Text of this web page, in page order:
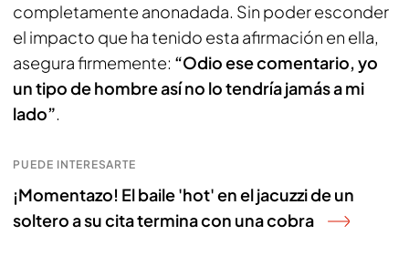
completamente anonadada. Sin poder esconder
el impacto que ha tenido esta afirmación en ella,
asegura firmemente: “Odio ese comentario, yo
un tipo de hombre así no lo tendría jamás a mi
lado”.
PUEDE INTERESARTE
¡Momentazo! El baile 'hot' en el jacuzzi de un
soltero a su cita termina con una cobra